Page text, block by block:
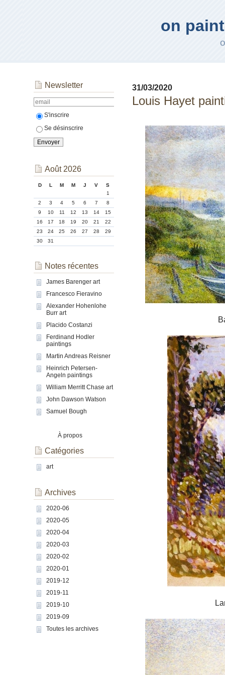
on
Newsletter
S'inscrire
Se désinscrire
Août 2026
D L M M J V
S
1
2
3 4 5 6 7
8
9
10 11 12 13 14
15
16
17 18 19 20 21
22
23
24 25 26 27 28
29
30
31
Notes récentes
James Barenger art
Francesco Fieravino
Alexander Hohenlohe
Burr art
Placido Costanzi
Ferdinand Hodler
paintings
Martin Andreas Reisner
Heinrich Petersen-
Angeln paintings
William Merritt Chase art
John Dawson Watson
Samuel Bough
À propos
Catégories
art
Archives
2020-06
2020-05
2020-04
2020-03
2020-02
2020-01
2019-12
2019-11
2019-10
2019-09
Toutes les archives
31/03/2020
Louis Hayet